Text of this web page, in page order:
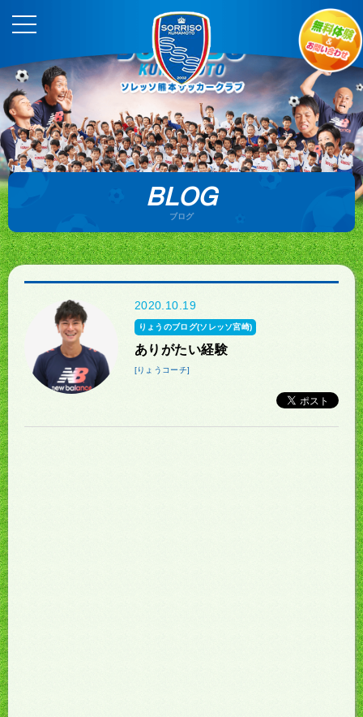
BLOG
ブログ
2020.10.19
りょうのブログ(ソレッソ宮崎)
ありがたい経験
[りょうコーチ]